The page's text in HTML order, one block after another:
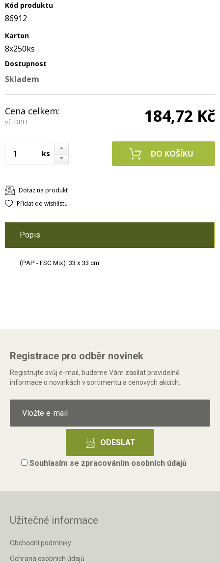
Kód produktu
86912
Karton
8x250ks
Dostupnost
Skladem
Cena celkem:
vč. DPH 184,72 Kč
ks
Dotaz na produkt
Přidat do wishlistu
Popis
(PAP - FSC Mix) 33 x 33 cm
Registrace pro odběr novinek
Registrujte svůj e-mail, budeme Vám zasílat pravidelně
informace o novinkách v sortimentu a cenových akcích.
Souhlasím se zpracováním osobních údajů
Užitečné informace
Obchodní podmínky
Ochrana osobních údajů